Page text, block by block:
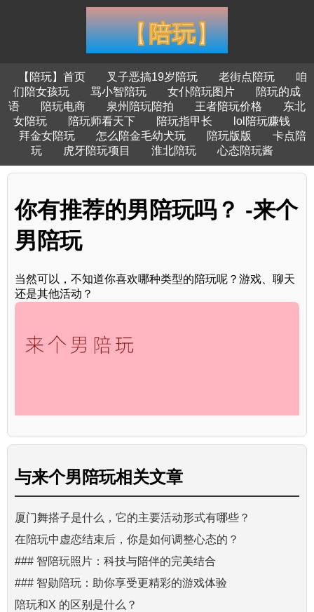
【陪玩】首页 叉子恶搞19岁陪玩 老街点陪玩
咱
们陪女孩玩
骂小智陪玩 女仆陪玩图片
陪玩的成
语
陪玩电商 泉州陪玩陪拍 王者陪玩价格
东北
女陪玩
陪玩师看天下 陪玩指甲长
lol陪玩赚钱
拜金女陪玩
怎么陪金毛幼犬玩 陪玩版版
卡点陪
玩
虎牙陪玩项目 淮北陪玩 心态陪玩酱
你有推荐的男陪玩吗？ -来个
男陪玩
当然可以，不知道你喜欢哪种类型的陪玩呢？游戏、聊天
还是其他活动？
与来个男陪玩相关文章
厦门舞搭子是什么，它的主要活动形式有哪些？
在陪玩中虚恋结束后，你是如何调整心态的？
### 智陪玩照片：科技与陪伴的完美结合
### 智勋陪玩：助你享受更精彩的游戏体验
陪玩和X 的区别是什么？